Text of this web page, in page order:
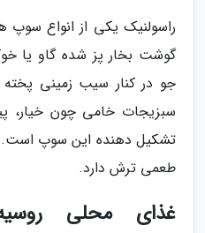
راسولنیک یکی از انواع
گوشت بخار پز شده گاو یا
جو در کنار سیب زمینی
سبزیجات خامی چون خیار،
تشکیل دهنده این سوپ است.
طعمی ترش دارد.
غذای محلی